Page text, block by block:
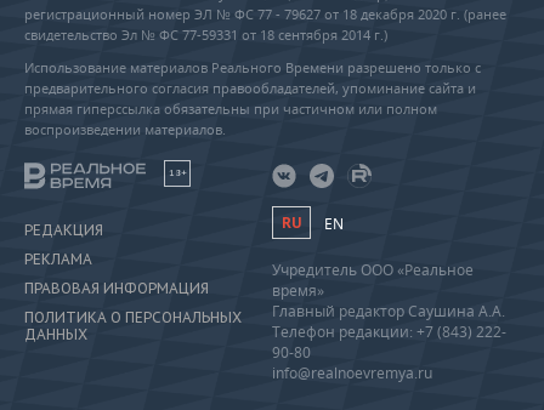
регистрационный номер ЭЛ № ФС 77 - 79627 от 18 декабря 2020 г. (ранее
свидетельство Эл № ФС 77-59331 от 18 сентября 2014 г.)
Использование материалов Реального Времени разрешено только с
предварительного согласия правообладателей, упоминание сайта и
прямая гиперссылка обязательны при частичном или полном
воспроизведении материалов.
18+
РЕДАКЦИЯ
РЕКЛАМА
ПРАВОВАЯ ИНФОРМАЦИЯ
ПОЛИТИКА О ПЕРСОНАЛЬНЫХ
ДАННЫХ
RU EN
Учредитель ООО «Реальное
время»
Главный редактор Саушина А.А.
Телефон редакции: +7 (843) 222-
90-80
info@realnoevremya.ru